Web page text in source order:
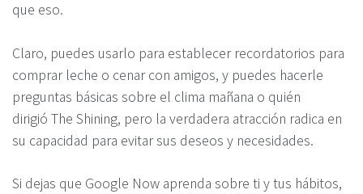
que eso.
Claro, puedes usarlo para establecer recordatorios para
comprar leche o cenar con amigos, y puedes hacerle
preguntas básicas sobre el clima mañana o quién
dirigió The Shining, pero la verdadera atracción radica en
su capacidad para evitar sus deseos y necesidades.
Si dejas que Google Now aprenda sobre ti y tus hábitos,